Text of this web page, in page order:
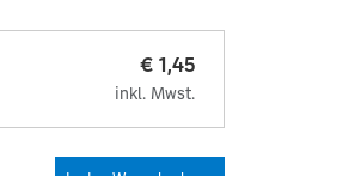
€ 1,45
inkl. Mwst.